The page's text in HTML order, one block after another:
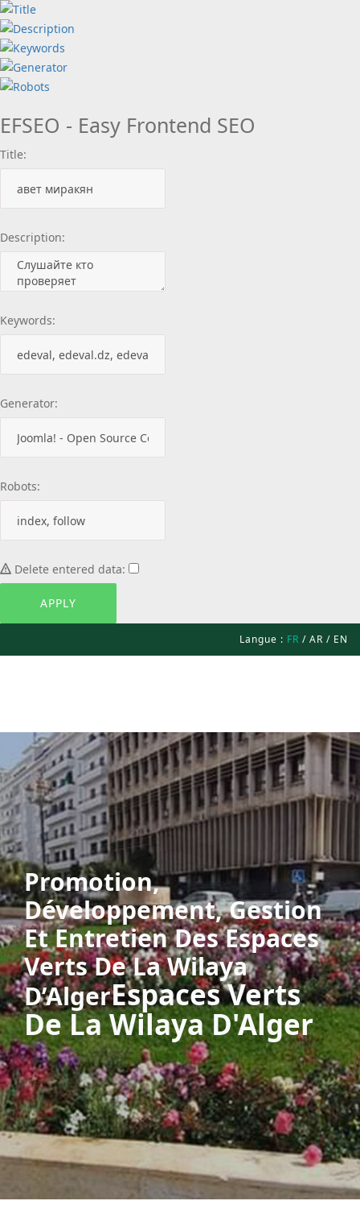
EFSEO - Easy Frontend SEO
Title:
Description:
Keywords:
Generator:
Robots:
Delete entered data:
Langue : FR / AR / EN
Promotion,
Développement, Gestion
Et Entretien Des Espaces
Verts De La Wilaya
D’AlgerEspaces Verts
De La Wilaya D'Alger